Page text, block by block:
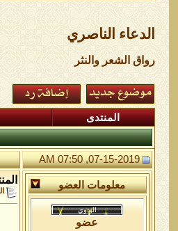
الدعاء الناصري
رواق الشعر والنثر
المنتدى
07-15-2019, 07:50 AM
معلومات العضو
عضو